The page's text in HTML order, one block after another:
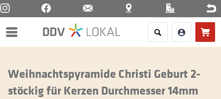
Menü
Weihnachtspyramide Christi Geburt 2-
stöckig für Kerzen Durchmesser 14mm